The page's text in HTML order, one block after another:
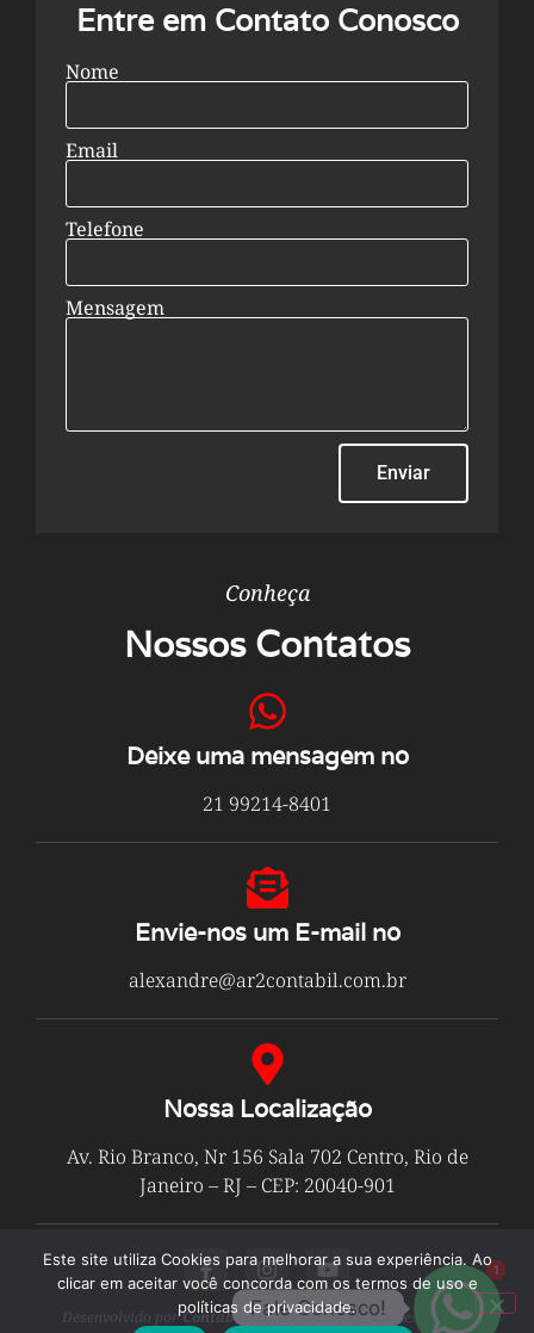
Conheça
Nossos Contatos
Deixe uma mensagem no
21 99214-8401
Envie-nos um E-mail no
alexandre@ar2contabil.com.br
Nossa Localização
Av. Rio Branco, Nr 156 Sala 702 Centro, Rio de
Janeiro – RJ – CEP: 20040-901
Desenvolvido porContabilit© Todos os Direitos Reservados
Entre em Contato Conosco
Nome
Email
Telefone
Mensagem
Enviar
Este site utiliza Cookies para melhorar a sua experiência. Ao
clicar em aceitar você concorda com os termos de uso e
políticas de privacidade.
1
Fale Conosco!